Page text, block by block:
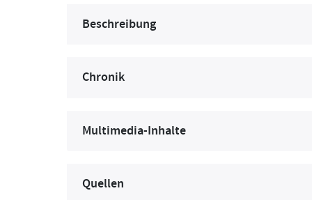
Beschreibung
Chronik
Multimedia-Inhalte
Quellen